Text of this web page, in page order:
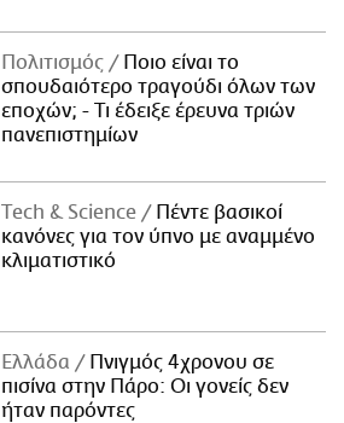
Πολιτισμός
Ποιο είναι το
σπουδαιότερο τραγούδι όλων των
εποχών; - Τι έδειξε έρευνα τριών
πανεπιστημίων
Τech & Science
Πέντε βασικοί
κανόνες για τον ύπνο με αναμμένο
κλιματιστικό
Ελλάδα
Πνιγμός 4χρονου σε
πισίνα στην Πάρο: Οι γονείς δεν
ήταν παρόντες